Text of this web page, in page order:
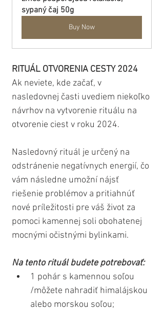
sypaný čaj 50g
Buy Now
RITUÁL OTVORENIA CESTY 2024
Ak neviete, kde začať, v
nasledovnej časti uvediem niekoľko
návrhov na vytvorenie rituálu na
otvorenie ciest v roku 2024.
Nasledovný rituál je určený na
odstránenie negatívnych energií, čo
vám následne umožní nájsť
riešenie problémov a pritiahnúť
nové príležitosti pre váš život za
pomoci kamennej soli obohatenej
mocnými očistnými bylinkami.
Na tento rituál budete potrebovať:
1 pohár s kamennou soľou
/môžete nahradiť himalájskou
alebo morskou soľou;